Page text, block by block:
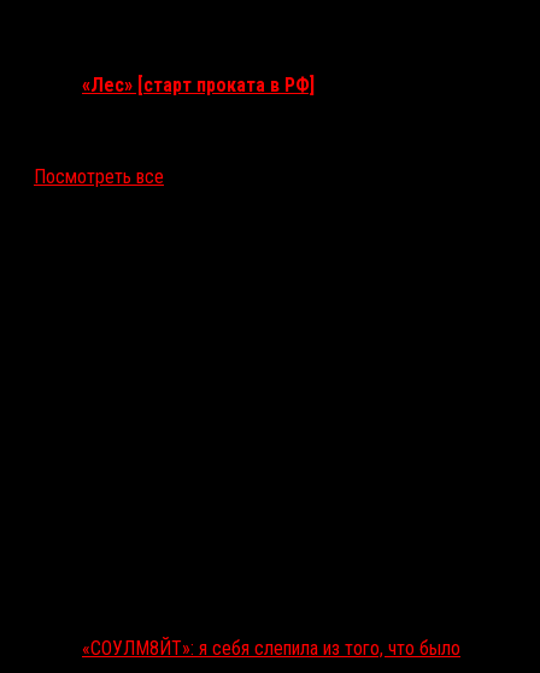
«Лес» [старт проката в РФ]
Посмотреть все
«СОУЛМ8ЙТ»: я себя слепила из того, что было